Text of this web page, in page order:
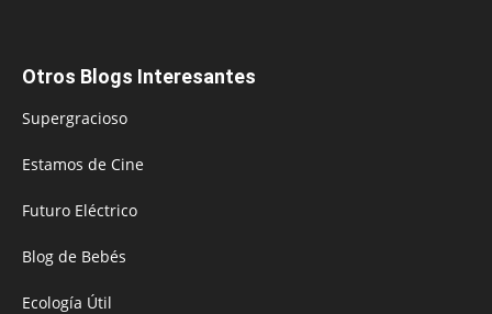
Otros Blogs Interesantes
Supergracioso
Estamos de Cine
Futuro Eléctrico
Blog de Bebés
Ecología Útil